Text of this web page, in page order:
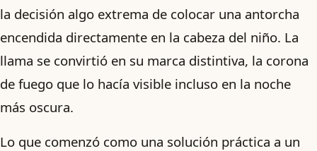
la decisión algo extrema de colocar una antorcha
encendida directamente en la cabeza del niño. La
llama se convirtió en su marca distintiva, la corona
de fuego que lo hacía visible incluso en la noche
más oscura.
Lo que comenzó como una solución práctica a un